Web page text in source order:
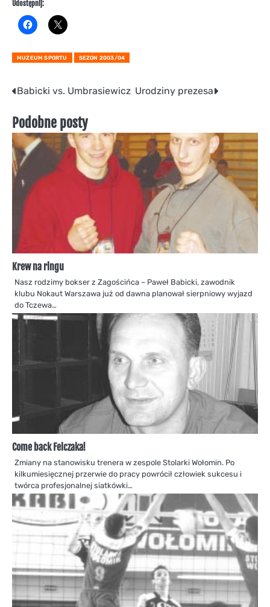
Udostępnij:
MUZEUM SPORTU SEZON 2003/04
Nawigacja
wpisu
Babicki vs. Umbrasiewicz Urodziny prezesa
Podobne posty
Krew na ringu
Nasz rodzimy bokser z Zagościńca – Paweł Babicki, zawodnik
klubu Nokaut Warszawa już od dawna planował sierpniowy wyjazd
do Tczewa…
Come back Felczaka!
Zmiany na stanowisku trenera w zespole Stolarki Wołomin. Po
kilkumiesięcznej przerwie do pracy powrócił człowiek sukcesu i
twórca profesjonalnej siatkówki…